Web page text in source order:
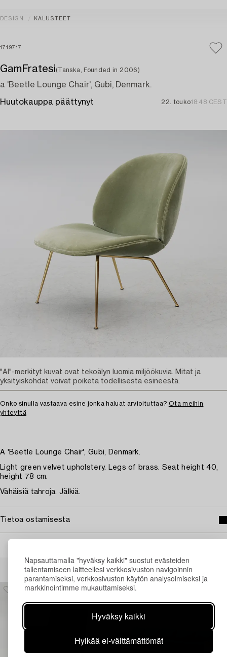
Napsauttamalla "hyväksy kaikki" suostut evästeiden
tallentamiseen laitteellesi verkkosivuston navigoinnin
parantamiseksi, verkkosivuston käytön analysoimiseksi ja
markkinointimme mukauttamiseksi.
Hyväksy kaikki
Hylkää ei-välttämättömät
DESIGN KALUSTEET
1719717
GamFratesi(Tanska, Founded in 2006)
a 'Beetle Lounge Chair', Gubi, Denmark.
Huutokauppa päättynyt 22. touko18:48 CEST
Onko sinulla vastaava esine jonka haluat arvioituttaa? Ota meihin
yhteyttä
A 'Beetle Lounge Chair', Gubi, Denmark.
Light green velvet upholstery. Legs of brass. Seat height 40,
height 78 cm.
Vähäisiä tahroja. Jälkiä.
Tietoa ostamisesta
"AI"-merkityt kuvat ovat tekoälyn luomia miljöökuvia. Mitat ja
yksityiskohdat voivat poiketa todellisesta esineestä.
Muiden katsomia kohteita